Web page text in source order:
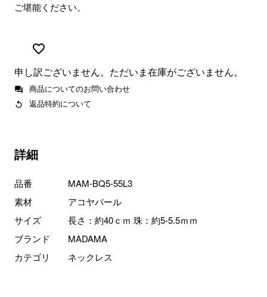
ご堪能ください。
申し訳ございません。ただいま在庫がございません。
商品についてのお問い合わせ
返品特約について
詳細
品番
MAM-BQ5-55L3
素材
アコヤパール
サイズ
長さ：約40ｃｍ 珠：約5-5.5ｍｍ
ブランド
MADAMA
カテゴリ
ネックレス